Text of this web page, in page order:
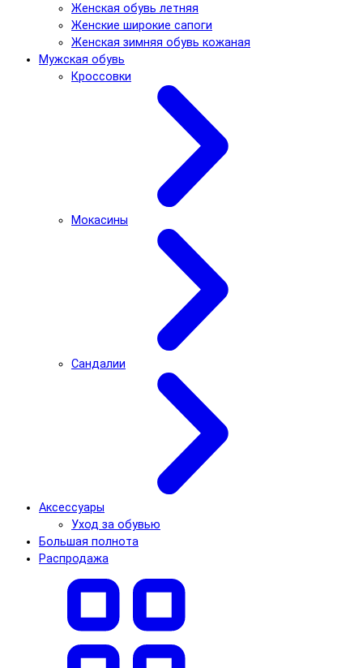
Женская обувь летняя
Женские широкие сапоги
Женская зимняя обувь кожаная
Мужская обувь
Кроссовки
Мокасины
Сандалии
Аксессуары
Уход за обувью
Большая полнота
Распродажа